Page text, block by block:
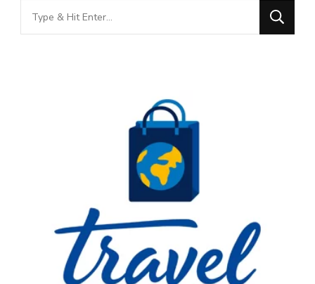
Looking
for